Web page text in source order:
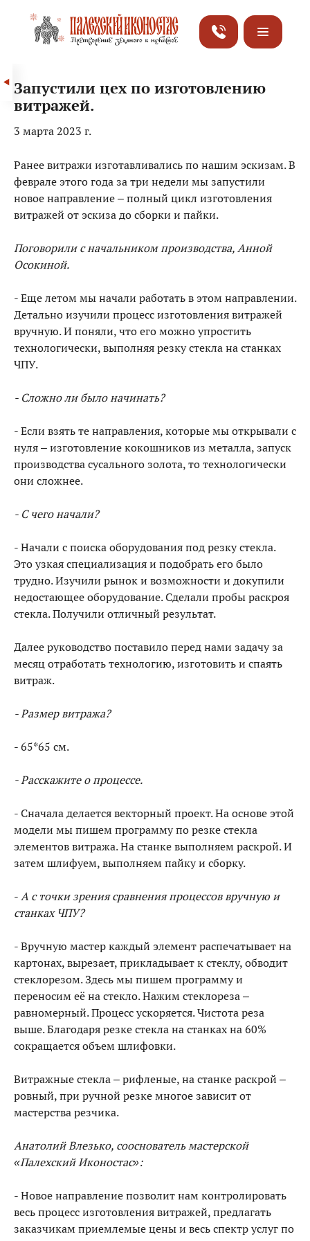
Запустили цех по изготовлению
витражей.
3 марта 2023 г.
Ранее витражи изготавливались по нашим эскизам. В
феврале этого года за три недели мы запустили
новое направление – полный цикл изготовления
витражей от эскиза до сборки и пайки.
Поговорили с начальником производства, Анной
Осокиной.
- Еще летом мы начали работать в этом направлении.
Детально изучили процесс изготовления витражей
вручную. И поняли, что его можно упростить
технологически, выполняя резку стекла на станках
ЧПУ.
- Сложно ли было начинать?
- Если взять те направления, которые мы открывали с
нуля – изготовление кокошников из металла, запуск
производства сусального золота, то технологически
они сложнее.
- С чего начали?
- Начали с поиска оборудования под резку стекла.
Это узкая специализация и подобрать его было
трудно. Изучили рынок и возможности и докупили
недостающее оборудование. Сделали пробы раскроя
стекла. Получили отличный результат.
Далее руководство поставило перед нами задачу за
месяц отработать технологию, изготовить и спаять
витраж.
- Размер витража?
- 65*65 см.
- Расскажите о процессе.
- Сначала делается векторный проект. На основе этой
модели мы пишем программу по резке стекла
элементов витража. На станке выполняем раскрой. И
затем шлифуем, выполняем пайку и сборку.
- А с точки зрения сравнения процессов вручную и
станках ЧПУ?
- Вручную мастер каждый элемент распечатывает на
картонах, вырезает, прикладывает к стеклу, обводит
стеклорезом. Здесь мы пишем программу и
переносим её на стекло. Нажим стеклореза –
равномерный. Процесс ускоряется. Чистота реза
выше. Благодаря резке стекла на станках на 60%
сокращается объем шлифовки.
Витражные стекла – рифленые, на станке раскрой –
ровный, при ручной резке многое зависит от
мастерства резчика.
Анатолий Влезько, сооснователь мастерской
«Палехский Иконостас»:
- Новое направление позволит нам контролировать
весь процесс изготовления витражей, предлагать
заказчикам приемлемые цены и весь спектр услуг по